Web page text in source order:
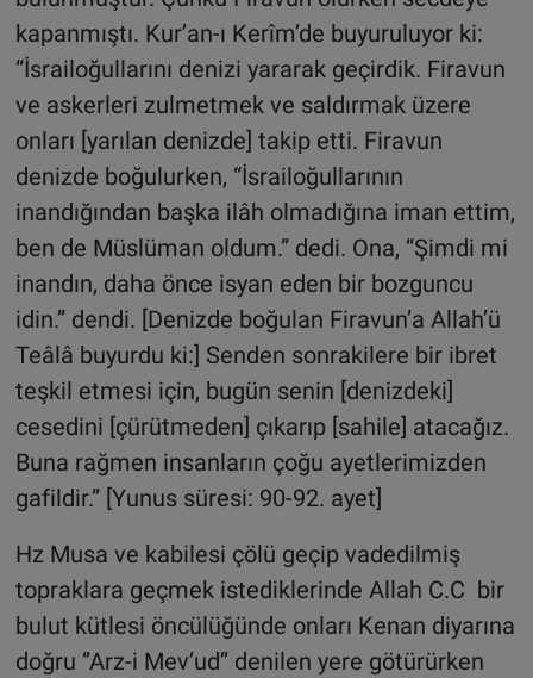
kapanmıştı. Kur’an-ı Kerîm’de buyuruluyor ki:
“İsrailoğullarını denizi yararak geçirdik. Firavun
ve askerleri zulmetmek ve saldırmak üzere
onları [yarılan denizde] takip etti. Firavun
denizde boğulurken, “İsrailoğullarının
inandığından başka ilâh olmadığına iman ettim,
ben de Müslüman oldum.” dedi. Ona, “Şimdi mi
inandın, daha önce isyan eden bir bozguncu
idin.” dendi. [Denizde boğulan Firavun’a Allah’ü
Teâlâ buyurdu ki:] Senden sonrakilere bir ibret
teşkil etmesi için, bugün senin [denizdeki]
cesedini [çürütmeden] çıkarıp [sahile] atacağız.
Buna rağmen insanların çoğu ayetlerimizden
gafildir.” [Yunus süresi: 90-92. ayet]
Hz Musa ve kabilesi çölü geçip vadedilmiş
topraklara geçmek istediklerinde Allah C.C bir
bulut kütlesi öncülüğünde onları Kenan diyarına
doğru ‘’Arz-i Mev’ud’’ denilen yere götürürken